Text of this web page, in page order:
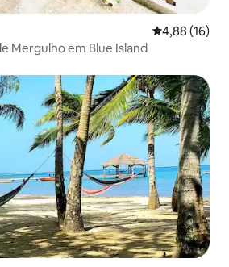
4,88 de uma
4,88 (16)
Mergulho em Blue Island